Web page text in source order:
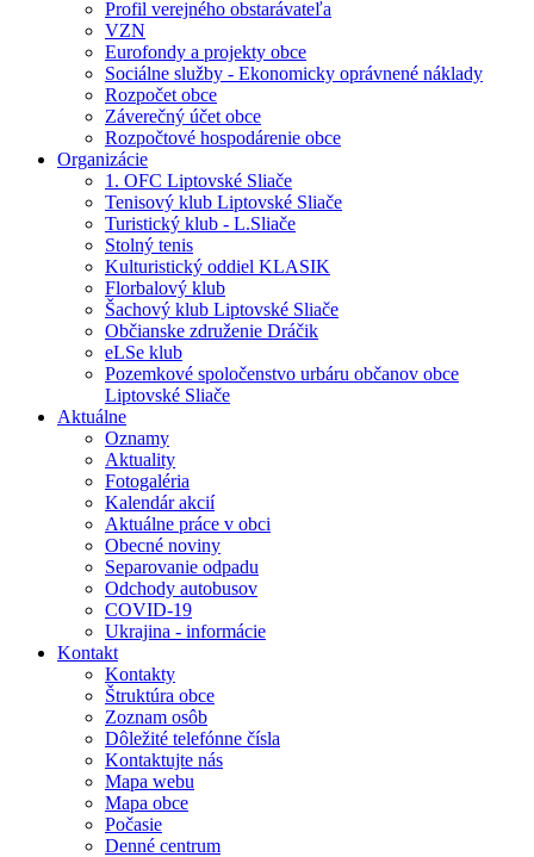
Profil verejného obstarávateľa
VZN
Eurofondy a projekty obce
Sociálne služby - Ekonomicky oprávnené náklady
Rozpočet obce
Záverečný účet obce
Rozpočtové hospodárenie obce
Organizácie
1. OFC Liptovské Sliače
Tenisový klub Liptovské Sliače
Turistický klub - L.Sliače
Stolný tenis
Kulturistický oddiel KLASIK
Florbalový klub
Šachový klub Liptovské Sliače
Občianske združenie Dráčik
eLSe klub
Pozemkové spoločenstvo urbáru občanov obce
Liptovské Sliače
Aktuálne
Oznamy
Aktuality
Fotogaléria
Kalendár akcií
Aktuálne práce v obci
Obecné noviny
Separovanie odpadu
Odchody autobusov
COVID-19
Ukrajina - informácie
Kontakt
Kontakty
Štruktúra obce
Zoznam osôb
Dôležité telefónne čísla
Kontaktujte nás
Mapa webu
Mapa obce
Počasie
Denné centrum